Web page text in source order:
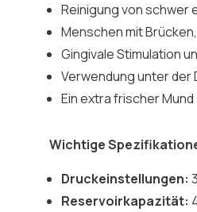
Reinigung von schwer
Menschen mit
Gingivale Stimulation
Verwendung unter der
Ein extra frischer
Wichtige
Druckeinstellungen:
Reservoirkapazität: